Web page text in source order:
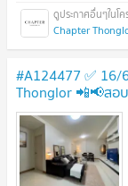
Chapter
#A124477 ✅ 16/
Thonglor 📲📢สอ